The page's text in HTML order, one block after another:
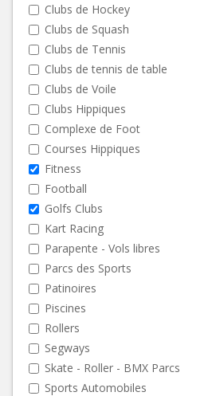
Clubs de Hockey
Clubs de Squash
Clubs de Tennis
Clubs de tennis de table
Clubs de Voile
Clubs Hippiques
Complexe de Foot
Courses Hippiques
Fitness
Football
Golfs Clubs
Kart Racing
Parapente - Vols libres
Parcs des Sports
Patinoires
Piscines
Rollers
Segways
Skate - Roller - BMX Parcs
Sports Automobiles